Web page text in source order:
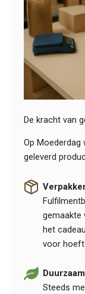
De kracht van
Op Moederdag
geleverd
gemaakte
het
voor
Steeds